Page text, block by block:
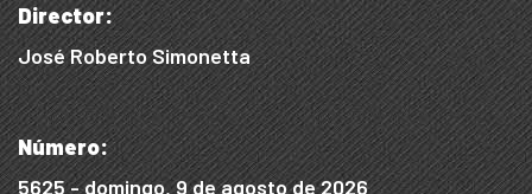
Director:
José Roberto Simonetta
Número:
5625 - domingo, 9 de agosto de 2026